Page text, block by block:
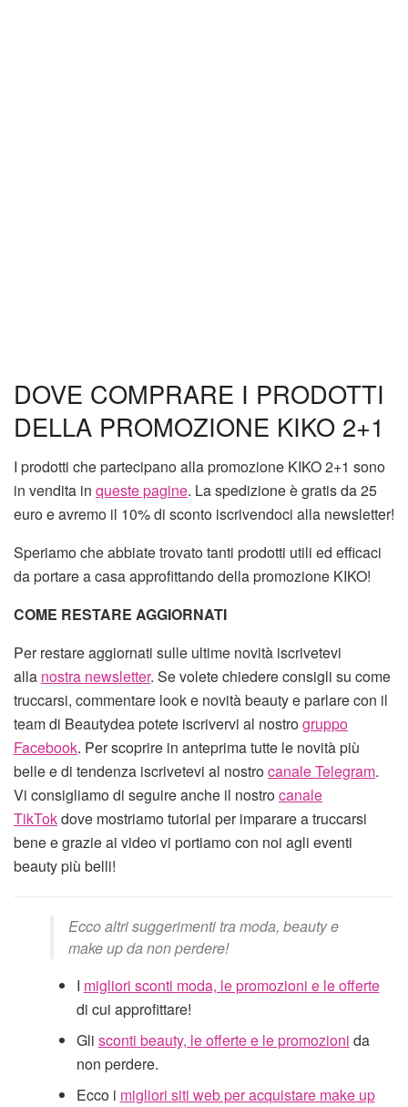
DOVE COMPRARE I PRODOTTI
DELLA PROMOZIONE KIKO 2+1
I prodotti che partecipano alla promozione KIKO 2+1 sono
in vendita in queste pagine. La spedizione è gratis da 25
euro e avremo il 10% di sconto iscrivendoci alla newsletter!
Speriamo che abbiate trovato tanti prodotti utili ed efficaci
da portare a casa approfittando della promozione KIKO!
COME RESTARE AGGIORNATI
Per restare aggiornati sulle ultime novità iscrivetevi
alla nostra newsletter. Se volete chiedere consigli su come
truccarsi, commentare look e novità beauty e parlare con il
team di Beautydea potete iscrivervi al nostrogruppo
Facebook. Per scoprire in anteprima tutte le novità più
belle e di tendenza iscrivetevi al nostrocanale Telegram.
Vi consigliamo di seguire anche il nostrocanale
TikTokdove mostriamo tutorial per imparare a truccarsi
bene e grazie ai video vi portiamo con noi agli eventi
beauty più belli!
Ecco altri suggerimenti tra moda, beauty e
make up da non perdere!
I migliori sconti moda, le promozioni e le offerte
di cui approfittare!
Gli sconti beauty, le offerte e le promozioni da
non perdere.
Ecco i migliori siti web per acquistare make up